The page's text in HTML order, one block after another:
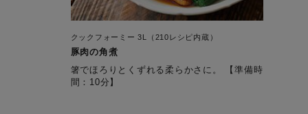
クックフォーミー 3L（210レシピ内蔵）
豚肉の角煮
箸でほろりとくずれる柔らかさに。 【準備時
間：10分】